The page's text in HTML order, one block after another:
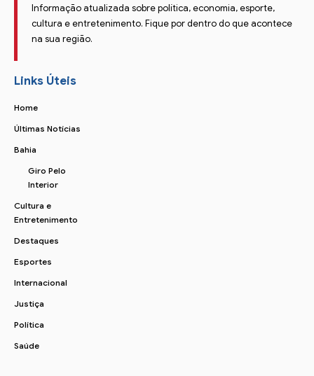
Informação atualizada sobre política, economia, esporte,
cultura e entretenimento. Fique por dentro do que acontece
na sua região.
Links Úteis
Home
Últimas Notícias
Bahia
Giro Pelo
Interior
Cultura e
Entretenimento
Destaques
Esportes
Internacional
Justiça
Política
Saúde